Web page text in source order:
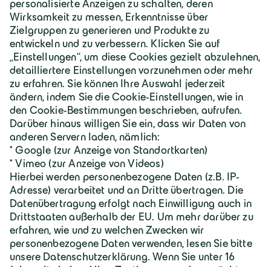
Über Geiger
Karriere
Geiger Gruppe
Wilhelm-Geiger-Straße 1
87561 Oberstdorf